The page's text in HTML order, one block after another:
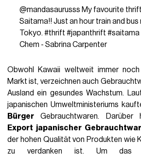
@mandasaurusss My favourite
Saitama!! Just an hour train and
Tokyo. #thrift #japanthrift #saitama
Chem - Sabrina Carpenter
Obwohl Kawaii weltweit immer noch
Markt ist, verzeichnen auch
Ausland ein gesundes Wachstum.
japanischen Umweltministeriums
Bürger Gebrauchtwaren.
Export japanischer
der hohen Qualität von Produkten wie
zu verdanken ist. Um